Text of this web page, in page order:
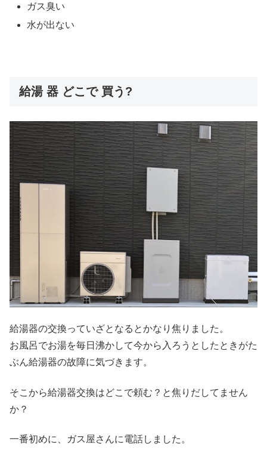
ガス臭い
水が出ない
給湯 器 どこで 買う?
給湯器の交換っていざとなるとかなり焦りました。
お風呂でお湯を毎日沸かして今から入ろうとしたときがた
ぶん給湯器の故障に気づきます。
そこから給湯器交換はどこで頼む？と焦りだしてません
か？
一番初めに、ガス屋さんに電話しました。